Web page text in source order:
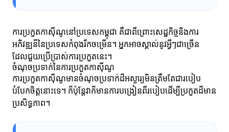
ការប្រកួតកាស៊ីណូនៅប្រទេសកម្ពុជា គឺជាពីព្រោះសេដ្ឋកិច្ចនិងការ
អភិវឌ្ឍន៏នៃប្រទេសកំពុងរីកចម្រើន។ អ្នកអាចស្គាល់នូវអ្វីៗជាច្រើន
ដែលជួយប្រើប្រាស់ការប្រកួតនេះ។
ចំណុចប្រទាក់នៃការប្រកួតកាស៊ីណូ
ការប្រកួតកាស៊ីណូមានចំណុចប្រទាក់ដ៏អស្ចារ្យមិនត្រឹមតែជារបៀប
បំបែកចិត្តនោះទេ។ ក៏ប៉ុន្តែវាក៏មានការបង្រៀនពីរបៀបដើម្បីប្រកួតដ៏មាន
ប្រសិទ្ធភាព។